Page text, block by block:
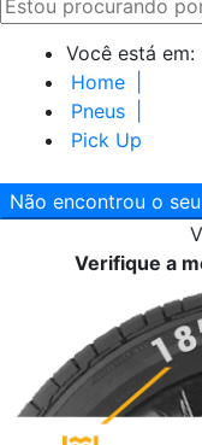
Você está em:
Home
Pneus
Pick Up
Não
Verifique a